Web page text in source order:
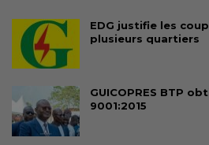
EDG justifie les
plusieurs quartiers
GUICOPRES BTP
9001:2015